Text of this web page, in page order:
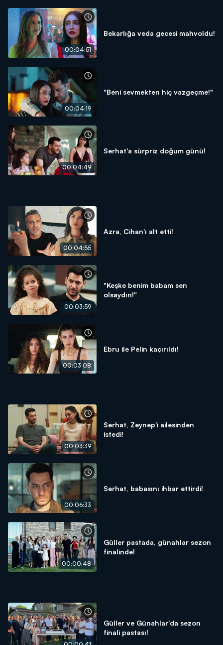
00:04:51
Bekarlığa veda gecesi mahvoldu!
00:04:19
"Beni sevmekten hiç vazgeçme!"
00:04:49
Serhat'a sürpriz doğum günü!
00:04:55
Azra, Cihan'ı alt etti!
00:03:59
"Keşke benim babam sen
olsaydın!"
00:03:08
Ebru ile Pelin kaçırıldı!
00:03:39
Serhat, Zeynep'i ailesinden
istedi!
00:06:33
Serhat, babasını ihbar ettirdi!
00:00:48
Güller pastada, günahlar sezon
finalinde!
Güller ve Günahlar'da sezon
finali pastası!